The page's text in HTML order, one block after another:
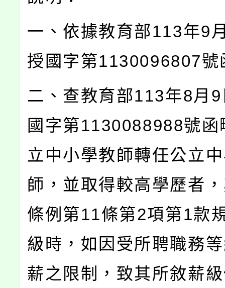
一、依據教育部113年9
授國字第1130096807號
二、查教育部113年8月
國字第1130088988號函
立中小學教師轉任公立
師，並取得較高學歷者
條例第11條第2項第1款
級時，如因受所聘職務
薪之限制，致其所敘薪